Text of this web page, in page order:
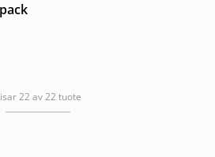
22 av 22 tuote